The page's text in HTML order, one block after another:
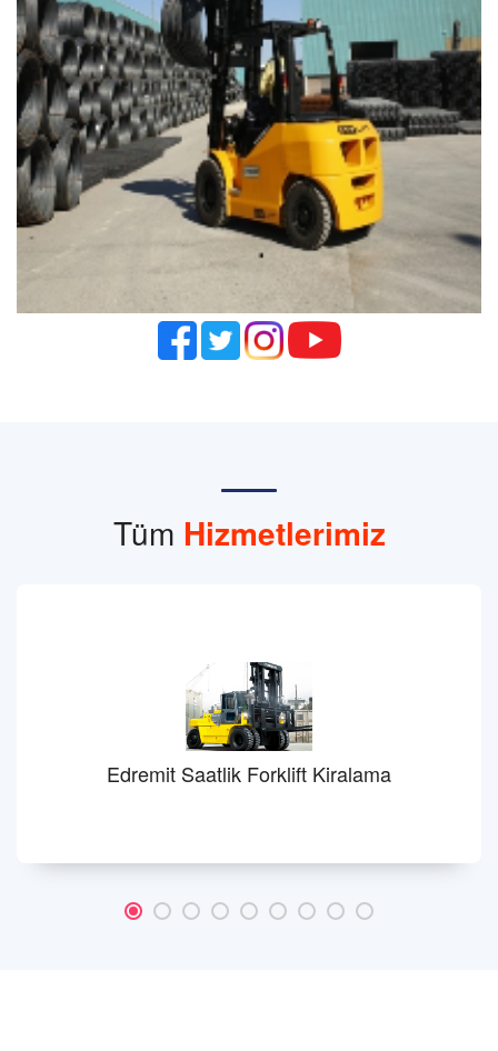
Tüm Hizmetlerimiz
Edremit Saatlik Forklift Kiralama